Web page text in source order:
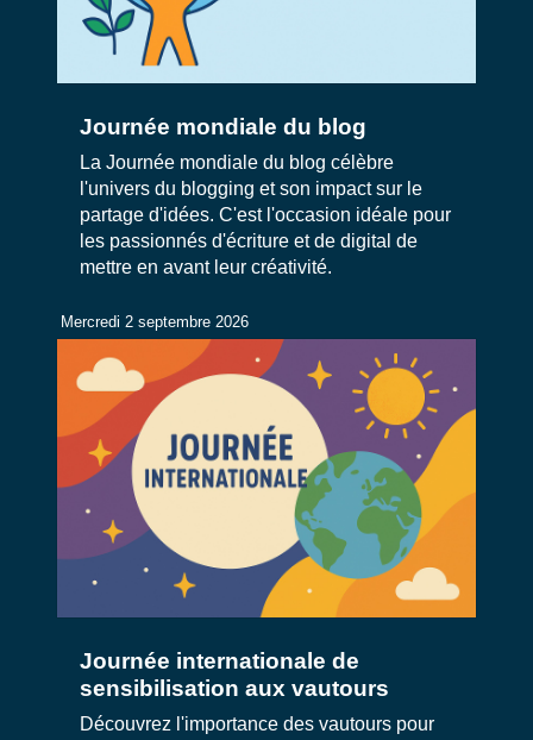
Journée mondiale du blog
La Journée mondiale du blog célèbre
l'univers du blogging et son impact sur le
partage d'idées. C'est l'occasion idéale pour
les passionnés d'écriture et de digital de
mettre en avant leur créativité.
Mercredi 2 septembre 2026
Journée internationale de
sensibilisation aux vautours
Découvrez l'importance des vautours pour